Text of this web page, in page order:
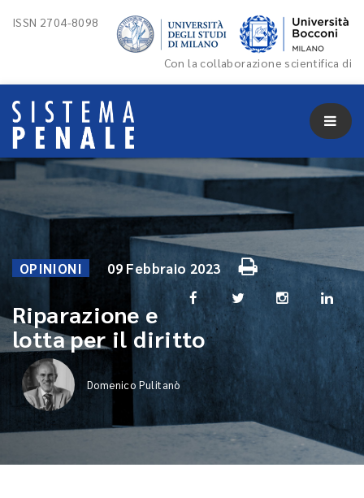
ISSN 2704-8098
Con la collaborazione scientifica di
OPINIONI 09 Febbraio 2023
Riparazione e
lotta per il diritto
Domenico Pulitanò